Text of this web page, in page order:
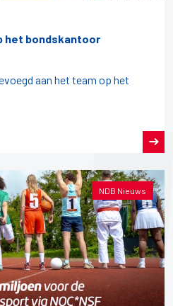
het bondskantoor
aan het team op het
NDB Nieuws